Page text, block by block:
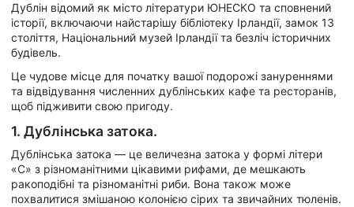
Дублін відомий як місто літератури ЮНЕСКО та сповнений
історії, включаючи найстарішу бібліотеку Ірландії, замок 13
століття, Національний музей Ірландії та безліч історичних
будівель.
Це чудове місце для початку вашої подорожі зануреннями
та відвідування численних дублінських кафе та ресторанів,
щоб підживити свою пригоду.
1. Дублінська затока.
Дублінська затока — це величезна затока у формі літери
«С» з різноманітними цікавими рифами, де мешкають
ракоподібні та різноманітні риби. Вона також може
похвалитися змішаною колонією сірих та звичайних тюленів.